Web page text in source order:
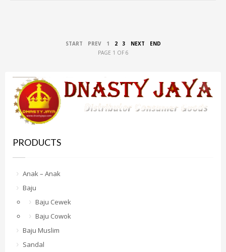
START PREV 1 2 3 NEXT
END
PAGE 1 OF 6
PRODUCTS
Anak – Anak
Baju
Baju Cewek
Baju Cowok
Baju Muslim
Sandal